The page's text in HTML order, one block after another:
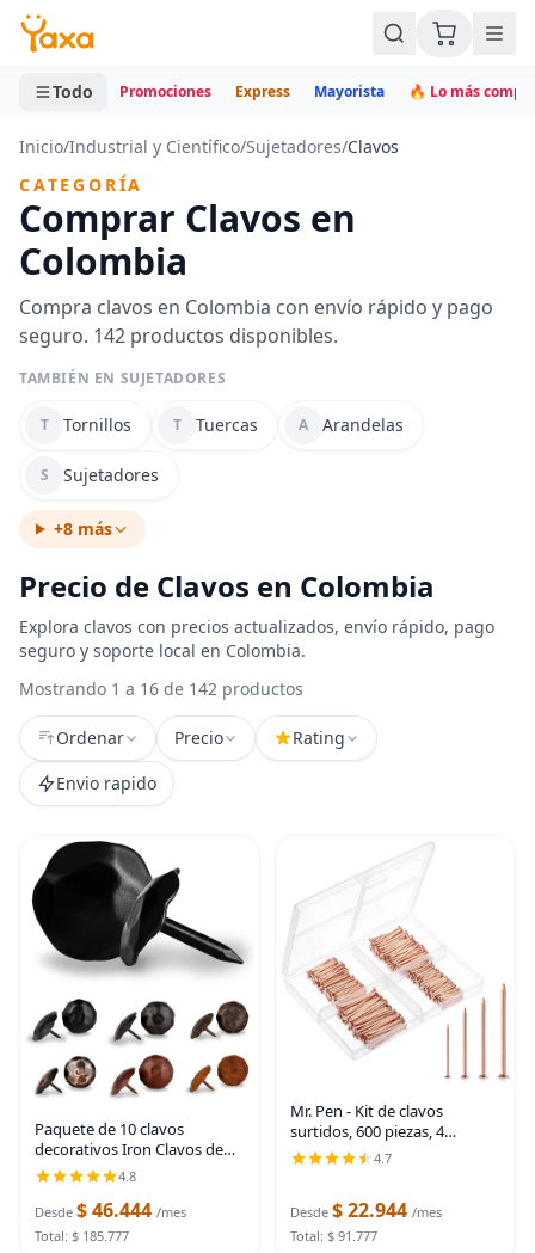
MINI CARRITO
0 productos
Todo Promociones Express Mayorista 🔥 Lo más
Inicio/Industrial y Científico/Sujetadores/Clavos
CATEGORÍA
Comprar Clavos en
Colombia
Compra clavos en Colombia con envío rápido y pago
seguro. 142 productos disponibles.
TAMBIÉN EN SUJETADORES
T Tornillos T Tuercas A Arandelas
S Sujetadores
+8 más
Precio de Clavos en Colombia
Explora clavos con precios actualizados, envío rápido, pago
seguro y soporte local en Colombia.
Mostrando 1 a 16 de 142 productos
Ordenar Precio
Rating
Envio rapido
Paquete de 10 clavos
decorativos Iron Clavos de
0.75 pulgadas, color negro,
acento decorativo para
mejoras del hogar, persianas
de granja, puerta de
4.8
Desde $ 46.444 /mes
Total: $ 185.777
Mr. Pen - Kit de clavos
surtidos, 600 piezas, 4
tamaños, oro rosa, clavos
pequeños para colgar
clavos de pared para
4.7
Desde $ 22.944 /mes
Total: $ 91.777